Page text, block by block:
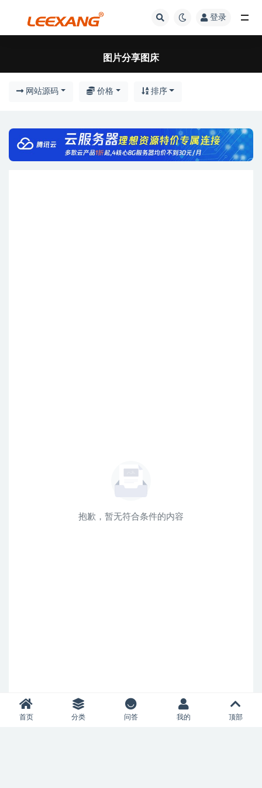
登录
图片分享图床
网站源码 价格 排序
抱歉，暂无符合条件的内容
首页 分类 问答 我的 顶部